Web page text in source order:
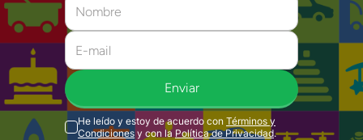
Enviar
He leído y estoy de acuerdo con Términos y
Condiciones y con la Política de Privacidad.